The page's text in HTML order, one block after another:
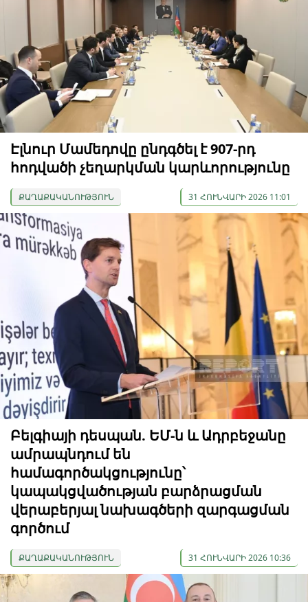
Էլնուր Մամեդովը ընդգծել է 907-րդ
հոդվածի չեղարկման կարևորությունը
ՔԱՂԱՔԱԿԱՆՈՒԹՅՈՒՆ 31 ՀՈՒՆՎԱՐԻ 2026 11:01
Բելգիայի դեսպան. ԵՄ-ն և Ադրբեջանը
ամրապնդում են
համագործակցությունը՝
կապակցվածության բարձրացման
վերաբերյալ նախագծերի զարգացման
գործում
ՔԱՂԱՔԱԿԱՆՈՒԹՅՈՒՆ 31 ՀՈՒՆՎԱՐԻ 2026 10:36